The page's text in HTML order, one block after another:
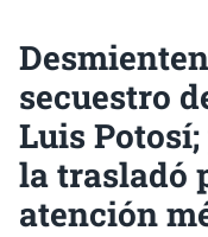
secuestro
Luis
la trasladó
atención